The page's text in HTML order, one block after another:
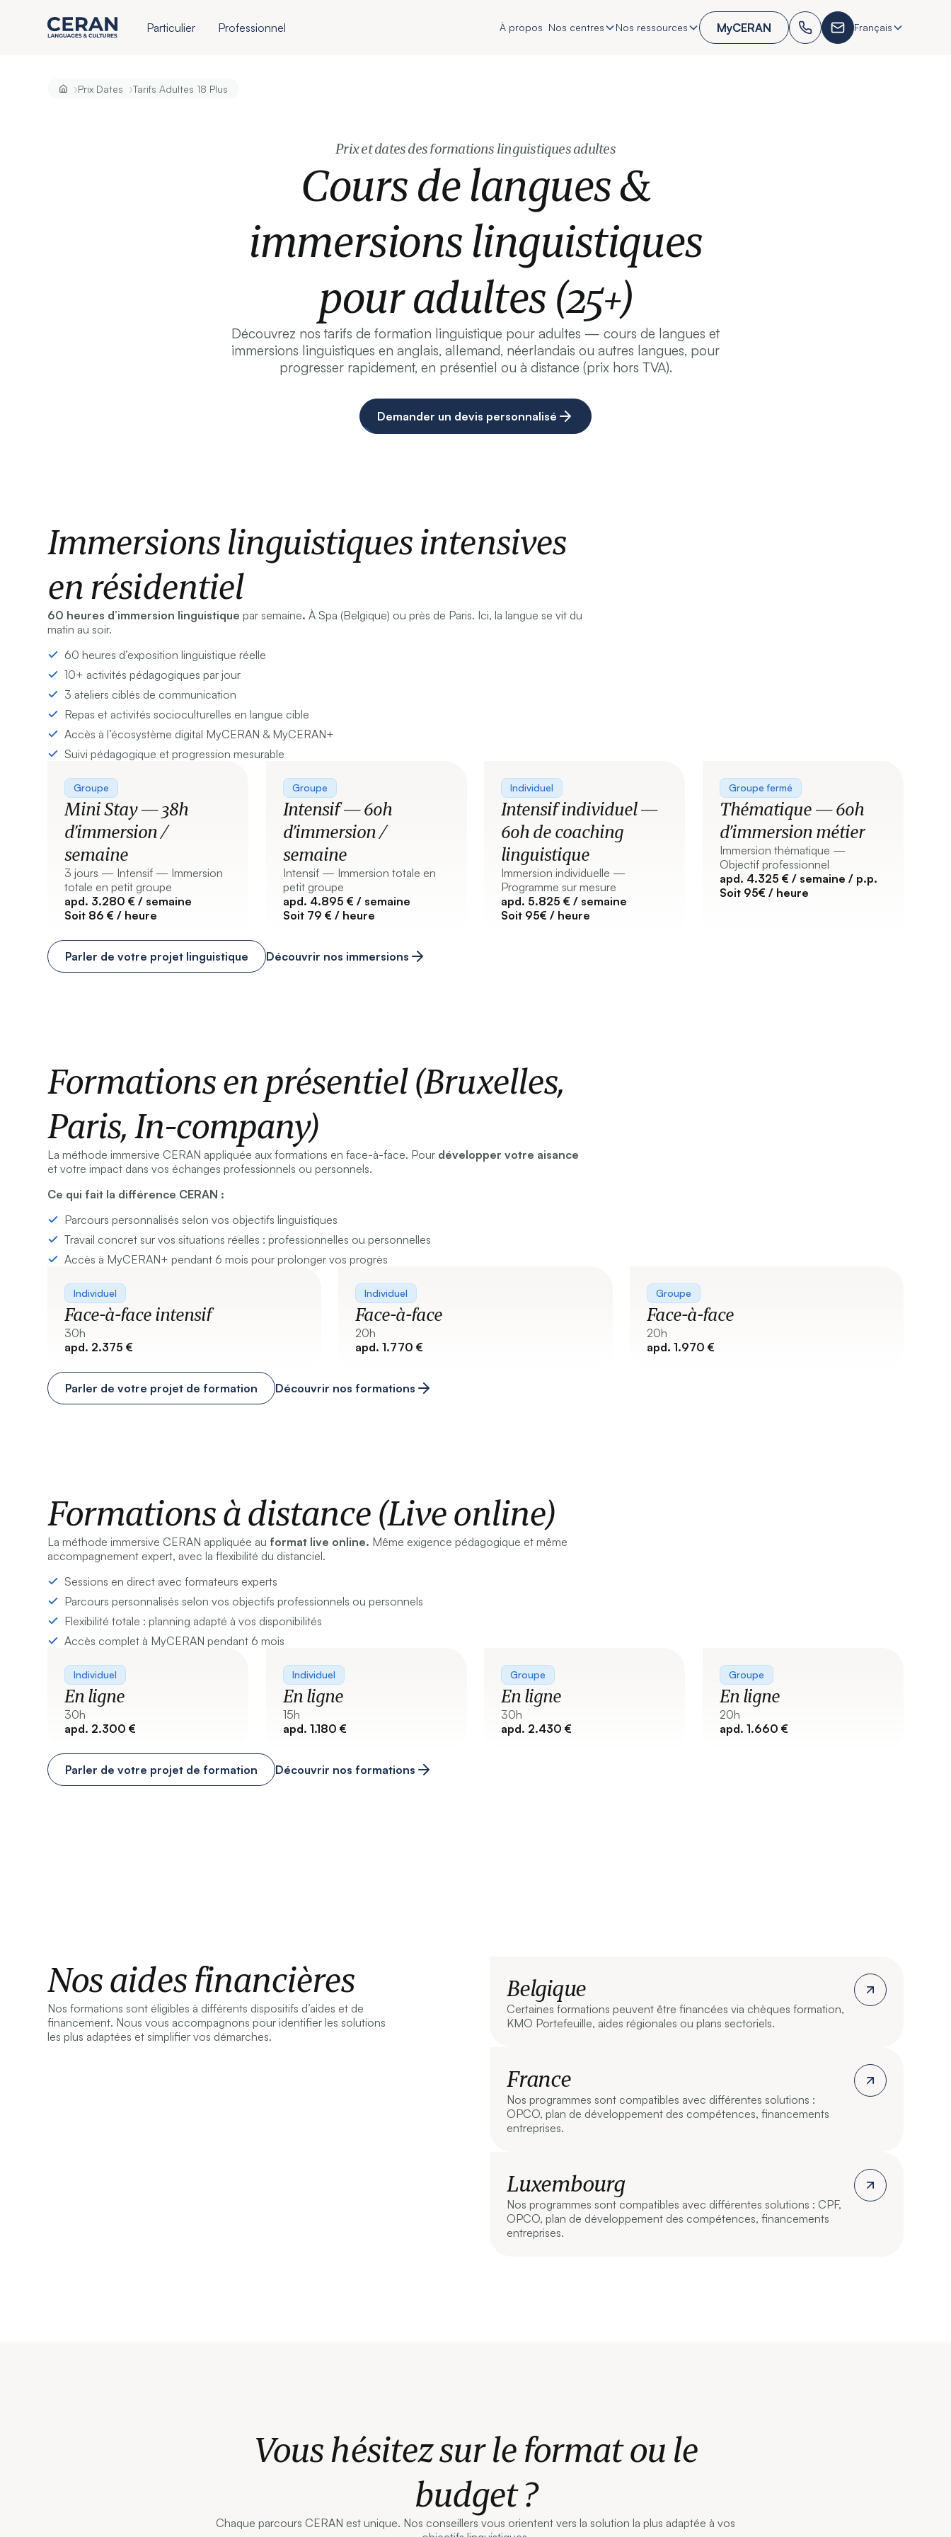
Particulier Professionnel À propos Nos centres Nos ressources MyCERAN Français
›Prix Dates ›Tarifs Adultes 18 Plus
Prix et dates des formations linguistiques adultes
Cours de langues &
immersions linguistiques
pour adultes (25+)
Découvrez nos tarifs de formation linguistique pour adultes — cours de langues et
immersions linguistiques en anglais, allemand, néerlandais ou autres langues, pour
progresser rapidement, en présentiel ou à distance (prix hors TVA).
Demander un devis personnalisé
Immersions linguistiques intensives
en résidentiel
60 heures d’immersion linguistiquepar semaine.À Spa (Belgique) ou près de Paris. Ici, la langue se vit du
matin au soir.
60 heures d’exposition linguistique réelle
10+ activités pédagogiques par jour
3 ateliers ciblés de communication
Repas et activités socioculturelles en langue cible
Accès à l’écosystème digital MyCERAN & MyCERAN+
Suivi pédagogique et progression mesurable
Groupe
Mini Stay — 38h
d’immersion /
semaine
3 jours — Intensif — Immersion
totale en petit groupe
apd. 3.280 € / semaine
Soit 86 € / heure
Groupe
Intensif — 60h
d’immersion /
semaine
Intensif — Immersion totale en
petit groupe
apd. 4.895 € / semaine
Soit 79 € / heure
Individuel
Intensif individuel —
60h de coaching
linguistique
Immersion individuelle —
Programme sur mesure
apd. 5.825 € / semaine
Soit 95€ / heure
Groupe fermé
Thématique — 60h
d’immersion métier
Immersion thématique —
Objectif professionnel
apd. 4.325 € / semaine / p.p.
Soit 95€ / heure
Parler de votre projet linguistique Découvrir nos immersions
Formations en présentiel (Bruxelles,
Paris, In-company)
La méthode immersive CERAN appliquée aux formations en face-à-face. Pour développer votre aisance
et votre impact dans vos échanges professionnels ou personnels.
Ce qui fait la différence CERAN :
Parcours personnalisés selon vos objectifs linguistiques
Travail concret sur vos situations réelles : professionnelles ou personnelles
Accès à MyCERAN+ pendant 6 mois pour prolonger vos progrès
Individuel
Face-à-face intensif
30h
apd. 2.375 €
Individuel
Face-à-face
20h
apd. 1.770 €
Groupe
Face-à-face
20h
apd. 1.970 €
Parler de votre projet de formation Découvrir nos formations
Formations à distance (Live online)
La méthode immersive CERAN appliquée auformat live online. Même exigence pédagogique et même
accompagnement expert, avec la flexibilité du distanciel.
Sessions en direct avec formateurs experts
Parcours personnalisés selon vos objectifs professionnels ou personnels
Flexibilité totale : planning adapté à vos disponibilités
Accès complet à MyCERAN pendant 6 mois
Individuel
En ligne
30h
apd. 2.300 €
Individuel
En ligne
15h
apd. 1.180 €
Groupe
En ligne
30h
apd. 2.430 €
Groupe
En ligne
20h
apd. 1.660 €
Parler de votre projet de formation Découvrir nos formations
Nos aides financières
Nos formations sont éligibles à différents dispositifs d’aides et de
financement. Nous vous accompagnons pour identifier les solutions
les plus adaptées et simplifier vos démarches.
Belgique
Certaines formations peuvent être financées via chèques formation,
KMO Portefeuille, aides régionales ou plans sectoriels.
France
Nos programmes sont compatibles avec différentes solutions :
OPCO, plan de développement des compétences, financements
entreprises.
Luxembourg
Nos programmes sont compatibles avec différentes solutions : CPF,
OPCO, plan de développement des compétences, financements
entreprises.
Vous hésitez sur le format ou le
budget ?
Chaque parcours CERAN est unique. Nos conseillers vous orientent vers la solution la plus adaptée à vos